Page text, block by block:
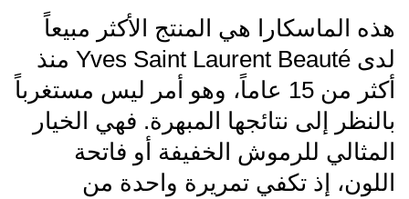
هذه الماسكارا هي المنتج الأكثر مبيعاً
لدى Yves Saint Laurent Beauté منذ
أكثر من 15 عاماً، وهو أمر ليس مستغرباً
بالنظر إلى نتائجها المبهرة. فهي الخيار
المثالي للرموش الخفيفة أو فاتحة
اللون، إذ تكفي تمريرة واحدة من